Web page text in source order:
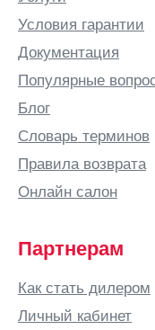
Условия гарантии
Документация
Популярные
Блог
Словарь терминов
Правила возврата
Онлайн салон
Партнерам
Как стать дилером
Личный кабинет